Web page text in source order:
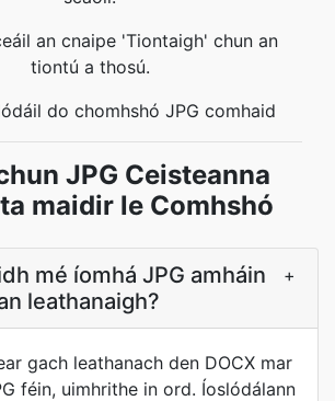
an cnaipe 'Tiontaigh' chun an
tiontú a thosú.
do chomhshó JPG comhaid
JPG Ceisteanna
maidir le Comhshó
mé íomhá JPG amháin
leathanaigh?
+
gach leathanach den DOCX mar
féin, uimhrithe in ord. Íoslódálann